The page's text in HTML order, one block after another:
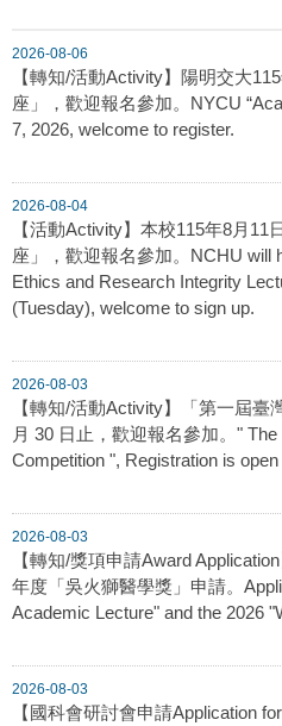
2026-08-06
【轉知/活動Activity】陽明交大
座」，歡迎報名參加。NYCU
7, 2026, welcome to register.
2026-08-04
【活動Activity】本校115年8月
座」，歡迎報名參加。NCHU will
Ethics and Research Integrity
(Tuesday), welcome to sign up.
2026-08-03
【轉知/活動Activity】「第一屆
月 30 日止，歡迎報名參加。"
Competition ", Registration is
2026-08-03
【轉知/獎項申請Award
年度「吳火獅醫學獎」申請。
Academic Lecture" and the 2026
2026-08-03
【國科會研討會申請Application